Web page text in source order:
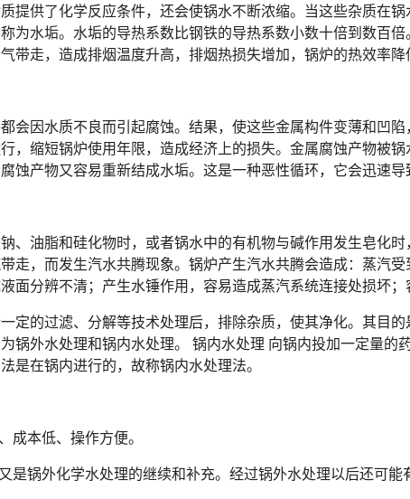
提供了化学反应条件，还会使锅水不断浓缩。当这些杂质在
为水垢。水垢的导热系数比钢铁的导热系数小数十倍到数百
带走，造成排烟温度升高，排烟热损失增加，锅炉的热效率
会因水质不良而引起腐蚀。结果，使这些金属构件变薄和凹
，缩短锅炉使用年限，造成经济上的损失。金属腐蚀产物被
蚀产物又容易重新结成水垢。这是一种恶性循环，它会迅速导
、油脂和硅化物时，或者锅水中的有机物与碱作用发生皂化
走，而发生汽水共腾现象。锅炉产生汽水共腾会造成：蒸汽
面分辨不清；产生水锤作用，容易造成蒸汽系统连接处损坏
定的过滤、分解等技术处理后，排除杂质，使其净化。其目
锅外水处理和锅内水处理。 锅内水处理 向锅内投加一定量
是在锅内进行的，故称锅内水处理法。
成本低、操作方便。
是锅外化学水处理的继续和补充。经过锅外水处理以后还可